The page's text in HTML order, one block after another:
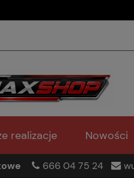
realizacje Nowości
666 04 75 24